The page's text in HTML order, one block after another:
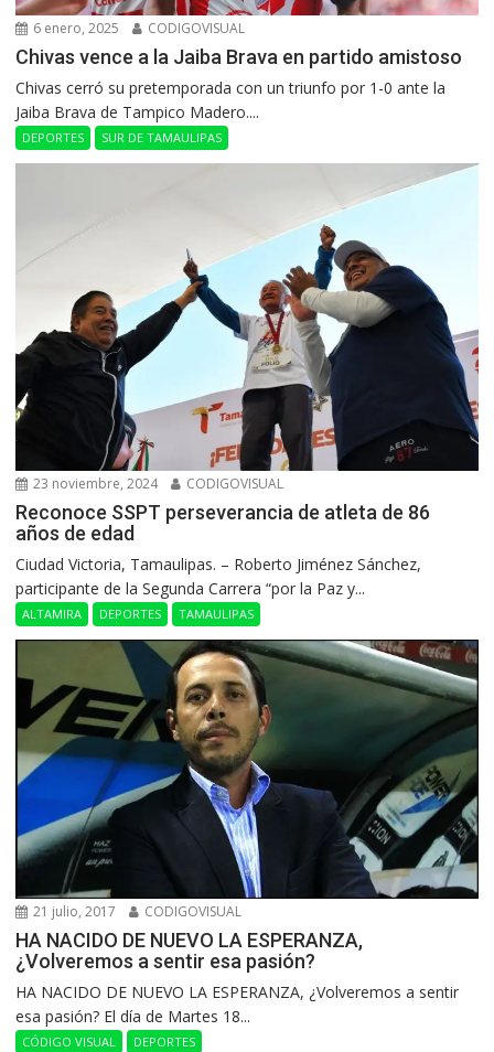
6 enero, 2025 CODIGOVISUAL
Chivas vence a la Jaiba Brava en partido amistoso
Chivas cerró su pretemporada con un triunfo por 1-0 ante la
Jaiba Brava de Tampico Madero....
DEPORTES SUR DE TAMAULIPAS
23 noviembre, 2024 CODIGOVISUAL
Reconoce SSPT perseverancia de atleta de 86
años de edad
Ciudad Victoria, Tamaulipas. – Roberto Jiménez Sánchez,
participante de la Segunda Carrera “por la Paz y...
ALTAMIRA DEPORTES TAMAULIPAS
21 julio, 2017 CODIGOVISUAL
HA NACIDO DE NUEVO LA ESPERANZA,
¿Volveremos a sentir esa pasión?
HA NACIDO DE NUEVO LA ESPERANZA, ¿Volveremos a sentir
esa pasión? El día de Martes 18...
CÓDIGO VISUAL DEPORTES